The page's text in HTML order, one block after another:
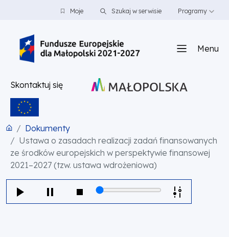
PRZEJDŹ DO TREŚCI
PRZEJDŹ DO MENUMoje Szukaj w serwisie Programy
Menu
Skontaktuj się
Dokumenty
Ustawa o zasadach realizacji zadań finansowanych
ze środków europejskich w perspektywie finansowej
2021–2027 (tzw. ustawa wdrożeniowa)